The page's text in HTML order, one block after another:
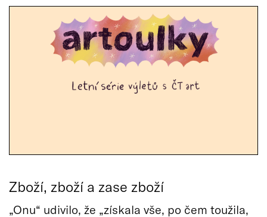
Zboží, zboží a zase zboží
„Onu“ udivilo, že „získala vše, po čem toužila,